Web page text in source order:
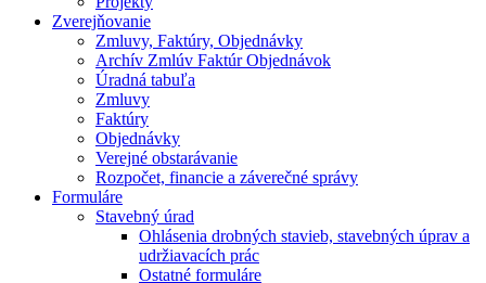
Zverejňovanie
Zmluvy, Faktúry, Objednávky
Archív Zmlúv Faktúr Objednávok
Úradná tabuľa
Zmluvy
Faktúry
Objednávky
Verejné obstarávanie
Rozpočet, financie a záverečné správy
Formuláre
Stavebný úrad
Ohlásenia drobných stavieb, stavebných úprav a
udržiavacích prác
Ostatné formuláre